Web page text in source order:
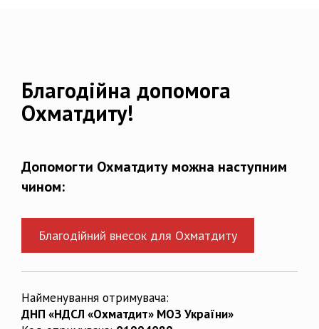
Благодійна допомога
Охматдиту!
Допомогти Охматдиту можна наступним
чином:
Благодійний внесок для Охматдиту
Найменування отримувача:
ДНП «НДСЛ «Охматдит» МОЗ України»